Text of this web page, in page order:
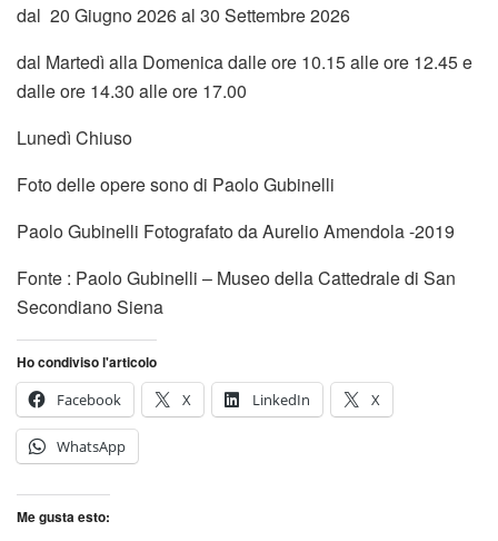
dal 20 Giugno 2026 al 30 Settembre 2026
dal Martedì alla Domenica dalle ore 10.15 alle ore 12.45 e
dalle ore 14.30 alle ore 17.00
Lunedì Chiuso
Foto delle opere sono di Paolo Gubinelli
Paolo Gubinelli Fotografato da Aurelio Amendola -2019
Fonte : Paolo Gubinelli – Museo della Cattedrale di San
Secondiano Siena
Ho condiviso l'articolo
Facebook
X LinkedIn X
WhatsApp
Me gusta esto: